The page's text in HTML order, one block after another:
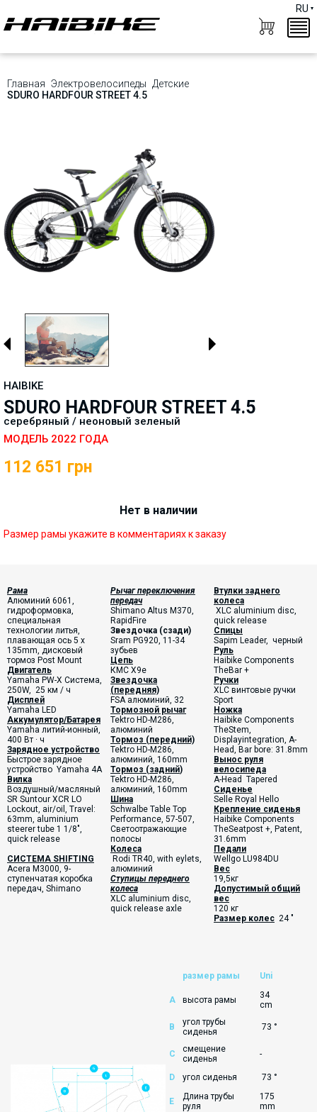
RU
Главная Электровелосипеды
Детские
SDURO HARDFOUR STREET 4.5
HAIBIKE
SDURO HARDFOUR STREET 4.5
серебряный / неоновый зеленый
МОДЕЛЬ 2022 ГОДА
112 651 грн
Нет в наличии
Размер рамы укажите в комментариях к заказу
Рама
Алюминий 6061,
гидроформовка,
специальная
технологии литья,
плавающая ось 5 х
135mm, дисковый
тормоз Post Mount
Двигатель
Yamaha PW-X Система,
250W, 25 км / ч
Дисплей
Yamaha LED
Аккумулятор/Батарея
Yamaha литий-ионный,
400 Вт · ч
Зарядное устройство
Быстрое зарядное
устройство Yamaha 4А
Вилка
Воздушный/масляный
SR Suntour XCR LO
Lockout, air/oil, Travel:
63mm, aluminium
steerer tube 1 1/8",
quick release
СИСТЕМА SHIFTING
Acera M3000, 9-
ступенчатая коробка
передач, Shimano
Рычаг переключения
передач
Shimano Altus M370,
RapidFire
Звездочка (сзади)
Sram PG920, 11-34
зубьев
Цепь
КМС X9e
Звездочка
(передняя)
FSA алюминий, 32
Тормозной рычаг
Tektro HD-M286,
алюминий
Тормоз (передний)
Tektro HD-M286,
алюминий, 160mm
Тормоз (задний)
Tektro HD-M286,
алюминий, 160mm
Шина
Schwalbe Table Top
Performance, 57-507,
Светоотражающие
полосы
Колеса
Rodi TR40, with eylets,
алюминий
Ступицы переднего
колеса
XLC aluminium disc,
quick release axle
Втулки заднего
колеса
XLC aluminium disc,
quick release
Спицы
Sapim Leader, черный
Руль
Haibike Components
TheBar +
Ручки
XLC винтовые ручки
Sport
Ножка
Haibike Components
TheStem,
Displayintegration, A-
Head, Bar bore: 31.8mm
Вынос руля
велосипеда
A-Head Tapered
Сиденье
Selle Royal Hello
Крепление сиденья
Haibike Components
TheSeatpost +, Patent,
31.6mm
Педали
Wellgo LU984DU
Вес
19,5кг
Допустимый общий
вес
120 кг
Размер колес 24 "
размер рамы Uni
A высота рамы
34
cm
B
угол трубы
сиденья
73 °
C
смещение
сиденья
-
D угол сиденья 73 °
E
Длина трубы
руля
175
mm